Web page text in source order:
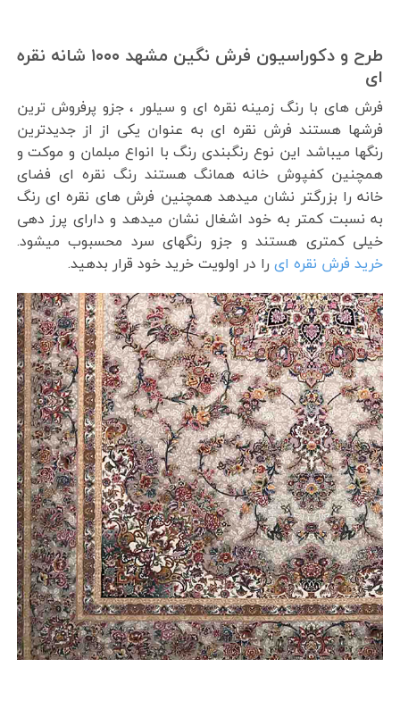
طرح و دکوراسیون فرش نگین مشهد ۱۰۰۰ شانه نقره
ای
فرش های با رنگ زمینه نقره ای و سیلور ، جزو پرفروش ترین
فرشها هستند فرش نقره ای به عنوان یکی از از جدیدترین
رنگها میباشد این نوع رنگبندی رنگ با انواع مبلمان و موکت و
همچنین کفپوش خانه همانگ هستند رنگ نقره ای فضای
خانه را بزرگتر نشان میدهد همچنین فرش های نقره ای رنگ
به نسبت کمتر به خود اشغال نشان میدهد و دارای پرز دهی
خیلی کمتری هستند و جزو رنگهای سرد محسبوب میشود.
خرید فرش نقره ایرا در اولویت خرید خود قرار بدهید.